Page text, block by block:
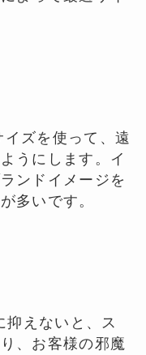
ズを使って、遠
うにします。イ
ンドイメージを
多いです。
抑えないと、ス
、お客様の邪魔